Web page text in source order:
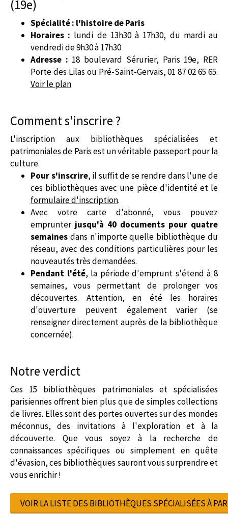
(19e)
Spécialité : l'histoire de Paris
Horaires : lundi de 13h30 à 17h30, du mardi au
vendredi de 9h30 à 17h30
Adresse : 18 boulevard Sérurier, Paris 19e, RER
Porte des Lilas ou Pré-Saint-Gervais, 01 87 02 65 65.
Voir le plan
Comment s'inscrire ?
L'inscription aux bibliothèques spécialisées et
patrimoniales de Paris est un véritable passeport pour la
culture.
Pour s'inscrire, il suffit de se rendre dans l'une de
ces bibliothèques avec une pièce d'identité et le
formulaire d'inscription.
Avec votre carte d'abonné, vous pouvez
emprunter jusqu'à 40 documents pour quatre
semaines dans n'importe quelle bibliothèque du
réseau, avec des conditions particulières pour les
nouveautés très demandées.
Pendant l'été, la période d'emprunt s'étend à 8
semaines, vous permettant de prolonger vos
découvertes. Attention, en été les horaires
d'ouverture peuvent également varier (se
renseigner directement auprès de la bibliothèque
concernée).
Notre verdict
Ces 15 bibliothèques patrimoniales et spécialisées
parisiennes offrent bien plus que de simples collections
de livres. Elles sont des portes ouvertes sur des mondes
méconnus, des invitations à l'exploration et à la
découverte. Que vous soyez à la recherche de
connaissances spécifiques ou simplement en quête
d'évasion, ces bibliothèques sauront vous surprendre et
vous enrichir !
VOIR LA LISTE DES BIBLIOTHÈQUES SPÉCIALISÉES À